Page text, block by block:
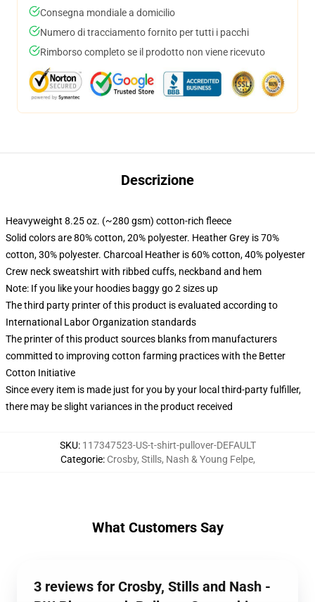
Consegna mondiale a domicilio
Numero di tracciamento fornito per tutti i pacchi
Rimborso completo se il prodotto non viene ricevuto
Descrizione
Heavyweight 8.25 oz. (~280 gsm) cotton-rich fleece
Solid colors are 80% cotton, 20% polyester. Heather Grey is 70%
cotton, 30% polyester. Charcoal Heather is 60% cotton, 40% polyester
Crew neck sweatshirt with ribbed cuffs, neckband and hem
Note: If you like your hoodies baggy go 2 sizes up
The third party printer of this product is evaluated according to
International Labor Organization standards
The printer of this product sources blanks from manufacturers
committed to improving cotton farming practices with the Better
Cotton Initiative
Since every item is made just for you by your local third-party fulfiller,
there may be slight variances in the product received
SKU: 117347523-US-t-shirt-pullover-DEFAULT
Categorie: Crosby, Stills, Nash & Young Felpe,
What Customers Say
3 reviews for Crosby, Stills and Nash -